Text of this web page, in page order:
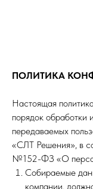
ПОЛИТИКА
Настоящая
порядок обработки
передаваемых
«СЛТ Решения», в
№152-ФЗ «О
Собираемые
компании,